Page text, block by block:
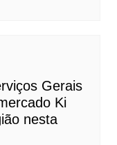
Gerais
Ki
nesta